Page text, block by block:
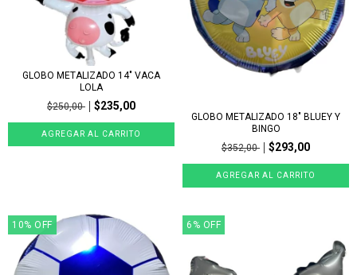
GLOBO METALIZADO 14" VACA
LOLA
$250,00
$235,00
GLOBO METALIZADO 18" BLUEY Y
BINGO
$352,00
$293,00
10% OFF 6 % OFF